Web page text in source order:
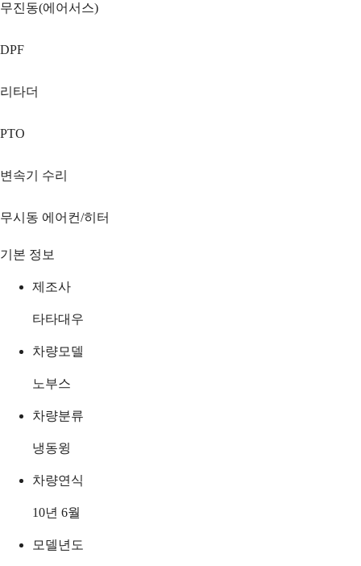
무진동(에어서스)
DPF
리타더
PTO
변속기 수리
무시동 에어컨/히터
기본 정보
제조사
타타대우
차량모델
노부스
차량분류
냉동윙
차량연식
10년 6월
모델년도